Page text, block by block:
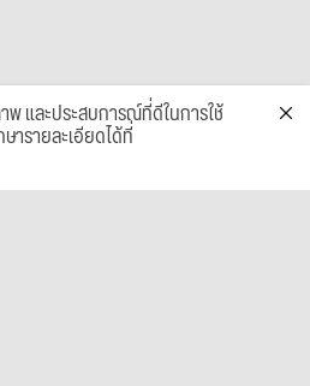
และประสบการณ์ที่ดีในการใช้
รายละเอียดได้ที่